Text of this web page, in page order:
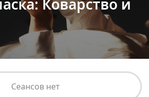
Коварство и
Сеансов нет